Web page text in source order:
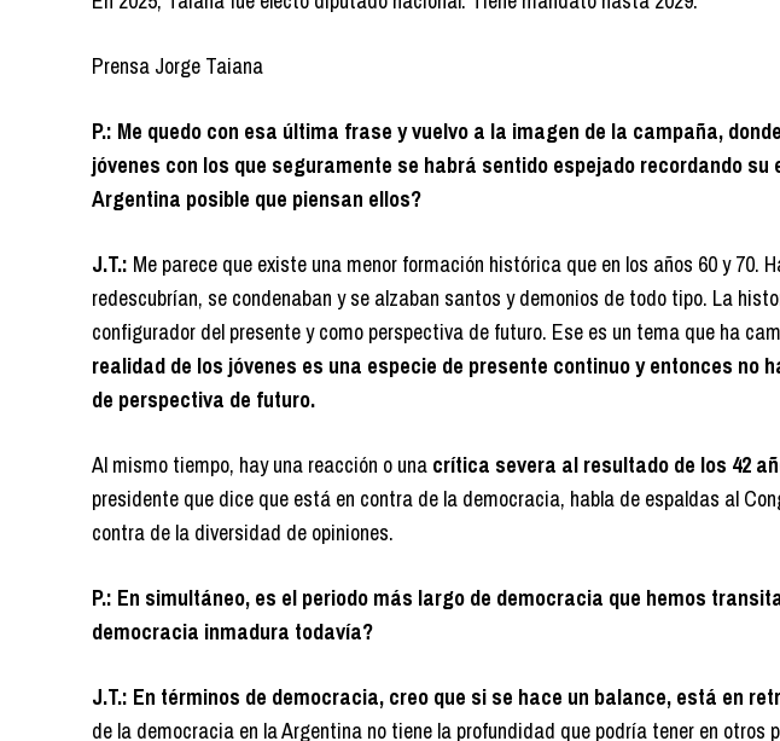
Prensa Jorge Taiana
P.: Me quedo con esa última frase y vuelvo a la imagen de la campaña,
jóvenes con los que seguramente se habrá sentido espejado recordando su
Argentina posible que piensan ellos?
J.T.: Me parece que existe una menor formación histórica que en los años 60 y 70.
redescubrían, se condenaban y se alzaban santos y demonios de todo tipo. La
configurador del presente y como perspectiva de futuro. Ese es un tema que ha
realidad de los jóvenes es una especie de presente continuo y entonces
de perspectiva de futuro.
Al mismo tiempo, hay una reacción o una crítica severa al resultado de los 42
presidente que dice que está en contra de la democracia, habla de espaldas al
contra de la diversidad de opiniones.
P.: En simultáneo, es el periodo más largo de democracia que hemos
democracia inmadura todavía?
J.T.: En términos de democracia, creo que si se hace un balance, está en
de la democracia en la Argentina no tiene la profundidad que podría tener en otros